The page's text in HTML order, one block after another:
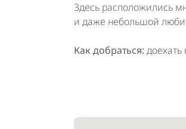
Здесь расположились
и даже небольшой
Как добраться: доехать